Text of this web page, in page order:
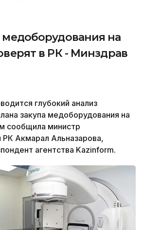
медоборудования на
в РК - Минздрав
глубокий анализ
закупа медоборудования на
сообщила министр
РК Акмарал Альназарова,
агентства Kazinform.